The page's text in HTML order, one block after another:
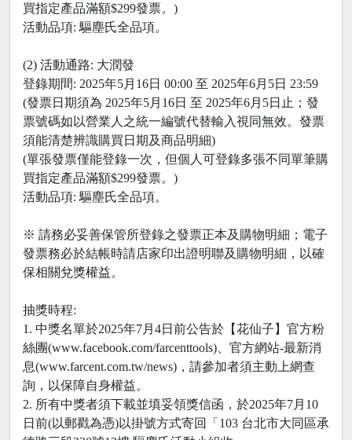
買指定產品滿額$299發票。)
活動品項: 驅塵氏全品項。
(2) 活動通路: 大潤發
登錄期間: 2025年5月16日 00:00 至 2025年6月5日 23:59
(發票日期須為 2025年5月16日 至 2025年6月5日止；發
票號碼如以營業人之統一編號代替輸入視同無效。發票
須能清楚辨識購買日期及商品明細)
(單張發票僅能登錄一次，但個人可登錄多張不同單筆購
買指定產品滿額$299發票。)
活動品項: 驅塵氏全品項。
※ 請務必妥善保管所登錄之發票正本及購物明細；電子
發票務必於結帳時請店家印出證明聯及購物明細，以確
保相關兌獎權益。
抽獎時程:
1. 中獎名單於2025年7月4日前公告於【花仙子】官方粉
絲團(www.facebook.com/farcenttools)、官方網站-最新消
息(www.farcent.com.tw/news)，請參加者須主動上網查
詢，以保障自身權益。
2. 所有中獎者須下載並填妥領獎信函，於2025年7月10
日前(以郵戳為憑)以掛號方式寄回「103 台北市大同區承